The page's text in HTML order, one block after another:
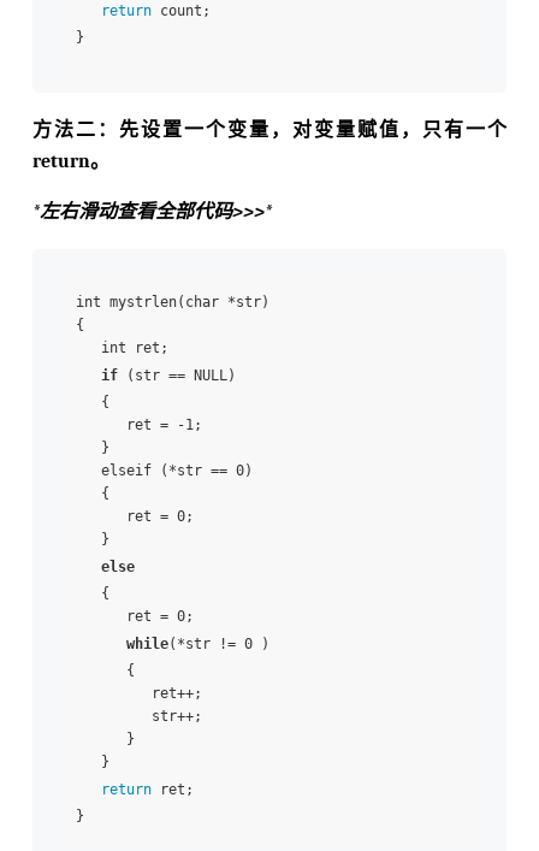
return count;
方法二：先设置一个变量，对变量赋值，只有一个
return。
*左右滑动查看全部代码>>>*
int mystrlen(char *str)
{
int ret;
if (str == NULL)
{
ret = -1;
}
elseif (*str == 0)
{
ret = 0;
}
else
{
ret = 0;
while(*str != 0 )
{
ret++;
str++;
}
}
return ret;